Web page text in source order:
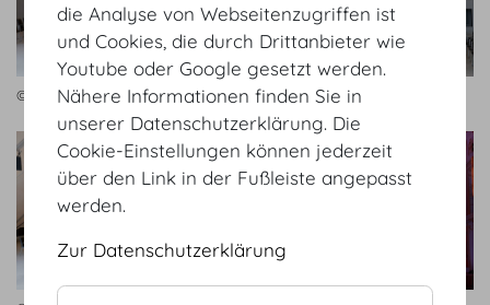
© Bernhard AV © Bernhard AV
die Analyse von Webseitenzugriffen ist
und Cookies, die durch Drittanbieter wie
Youtube oder Google gesetzt werden.
Nähere Informationen finden Sie in
unserer Datenschutzerklärung. Die
Cookie-Einstellungen können jederzeit
über den Link in der Fußleiste angepasst
werden.
Zur Datenschutzerklärung